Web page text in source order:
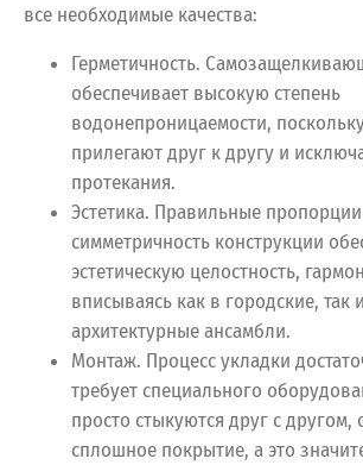
все необходимые качества:
Герметичность.
обеспечивает высокую степень
водонепроницаемости,
прилегают друг к другу и
протекания.
Эстетика. Правильные
симметричность конструкции
эстетическую целостность,
вписываясь как в городские, так
архитектурные ансамбли.
Монтаж. Процесс укладки
требует специального
просто стыкуются друг с другом,
сплошное покрытие, а это